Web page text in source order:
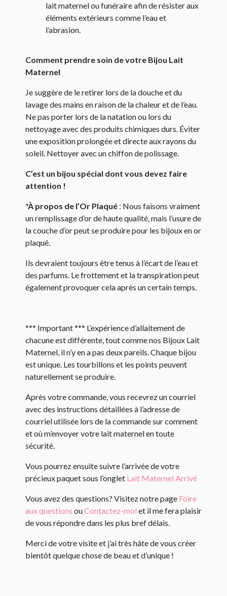
lait maternel ou funéraire afin de résister aux
éléments extérieurs comme l’eau et
l’abrasion.
Comment prendre soin de votre Bijou Lait
Maternel
Je suggère de le retirer lors de la douche et du
lavage des mains en raison de la chaleur et de l’eau.
Ne pas porter lors de la natation ou lors du
nettoyage avec des produits chimiques durs. Éviter
une exposition prolongée et directe aux rayons du
soleil. Nettoyer avec un chiffon de polissage.
C’est un bijou spécial dont vous devez faire
attention !
*À propos de l’Or Plaqué : Nous faisons vraiment
un remplissage d’or de haute qualité, mais l’usure de
la couche d’or peut se produire pour les bijoux en or
plaqué.
Ils devraient toujours être tenus à l’écart de l’eau et
des parfums. Le frottement et la transpiration peut
également provoquer cela après un certain temps.
*** Important *** L’expérience d’allaitement de
chacune est différente, tout comme nos Bijoux Lait
Maternel, il n’y en a pas deux pareils. Chaque bijou
est unique. Les tourbillons et les points peuvent
naturellement se produire.
Après votre commande, vous recevrez un courriel
avec des instructions détaillées à l’adresse de
courriel utilisée lors de la commande sur comment
et où m’envoyer votre lait maternel en toute
sécurité.
Vous pourrez ensuite suivre l’arrivée de votre
précieux paquet sous l’onglet Lait Maternel Arrivé
Vous avez des questions? Visitez notre page Foire
aux questions ouContactez-moi et il me fera plaisir
de vous répondre dans les plus bref délais.
Merci de votre visite et j’ai très hâte de vous créer
bientôt quelque chose de beau et d’unique !